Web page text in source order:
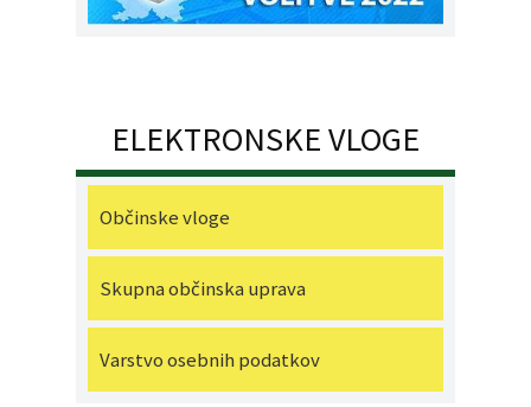
ELEKTRONSKE VLOGE
Občinske vloge
Skupna občinska uprava
Varstvo osebnih podatkov